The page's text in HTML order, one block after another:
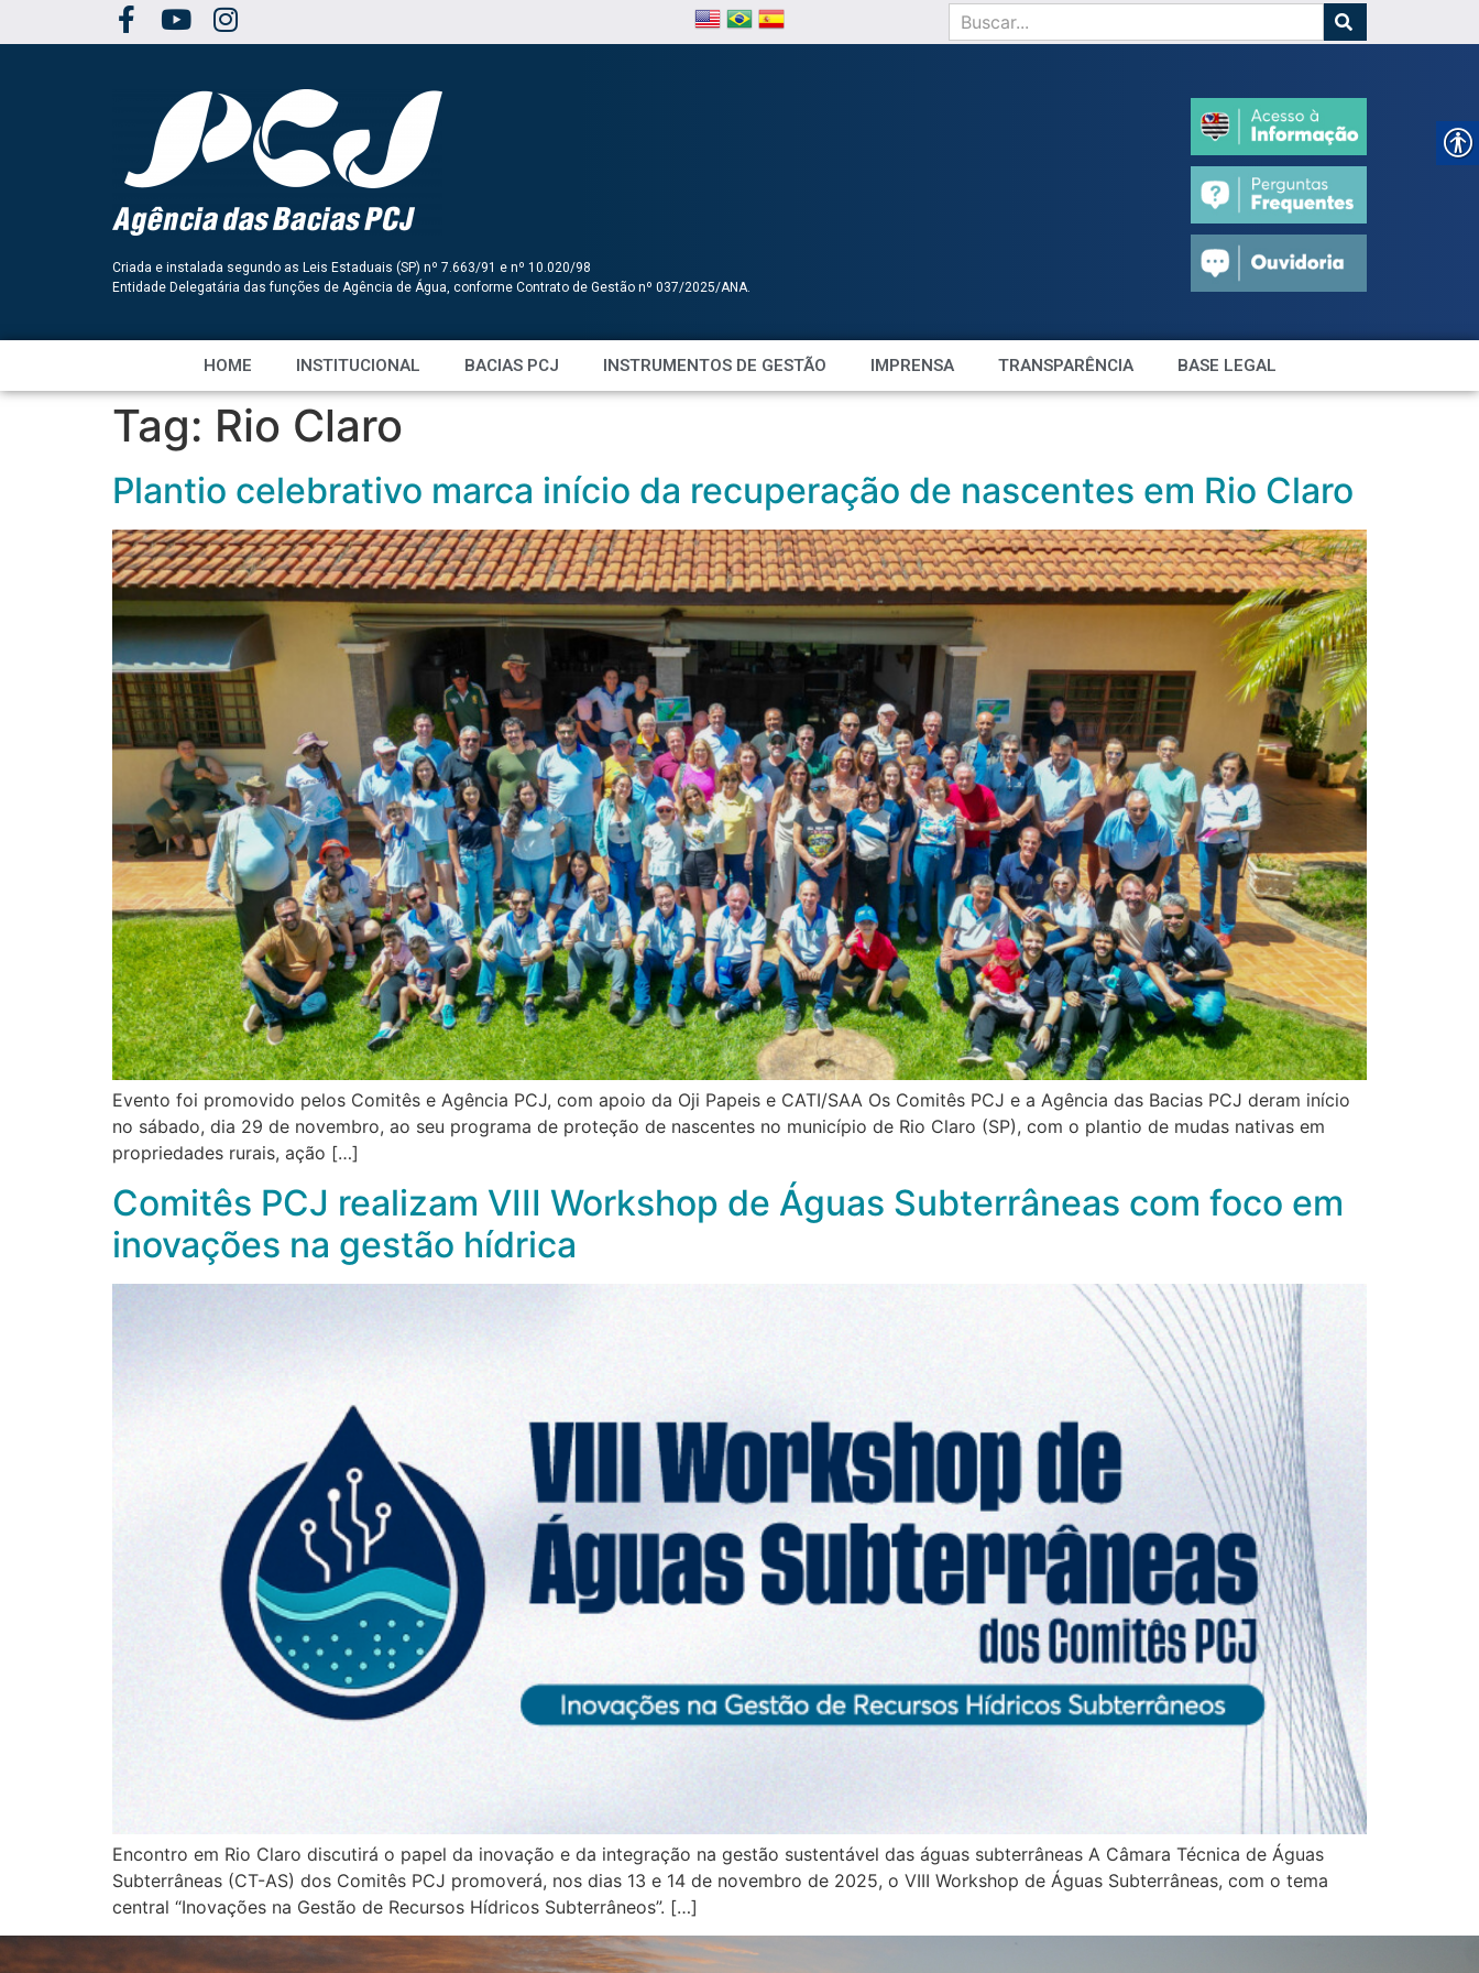
Criada e instalada segundo as Leis Estaduais (SP) nº 7.663/91 e nº 10.020/98
Entidade Delegatária das funções de Agência de Água, conforme Contrato de Gestão nº 037/2025/ANA.
HOME INSTITUCIONAL BACIAS PCJ INSTRUMENTOS DE GESTÃO IMPRENSA TRANSPARÊNCIA BASE LEGAL
Tag: Rio Claro
Plantio celebrativo marca início da recuperação de nascentes em Rio Claro
Evento foi promovido pelos Comitês e Agência PCJ, com apoio da Oji Papeis e CATI/SAA Os Comitês PCJ e a Agência das Bacias PCJ deram início
no sábado, dia 29 de novembro, ao seu programa de proteção de nascentes no município de Rio Claro (SP), com o plantio de mudas nativas em
propriedades rurais, ação […]
Comitês PCJ realizam VIII Workshop de Águas Subterrâneas com foco em
inovações na gestão hídrica
Encontro em Rio Claro discutirá o papel da inovação e da integração na gestão sustentável das águas subterrâneas A Câmara Técnica de Águas
Subterrâneas (CT-AS) dos Comitês PCJ promoverá, nos dias 13 e 14 de novembro de 2025, o VIII Workshop de Águas Subterrâneas, com o tema
central “Inovações na Gestão de Recursos Hídricos Subterrâneos”. […]